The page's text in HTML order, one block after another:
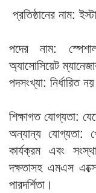
প্রতিষ্ঠানের নাম:
পদের নাম:
অ্যাসোসিয়েট
পদসংখ্যা: নির্ধারিত নয়
শিক্ষাগত যোগ্যতা:
অন্যান্য যোগ্যতা:
কার্যক্রম এবং
দক্ষতাসহ এমএস
পারদর্শিতা।